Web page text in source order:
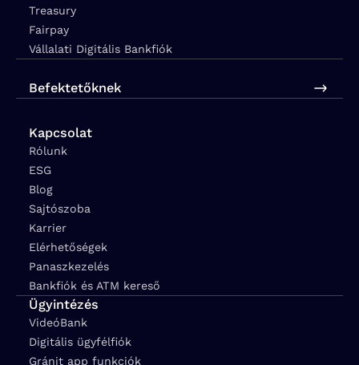
Treasury
Fairpay
Vállalati Digitális Bankfiók
Befektetőknek
Kapcsolat
Rólunk
ESG
Blog
Sajtószoba
Karrier
Elérhetőségek
Panaszkezelés
Bankfiók és ATM kereső
Ügyintézés
VideóBank
Digitális ügyfélfiók
Gránit app funkciók